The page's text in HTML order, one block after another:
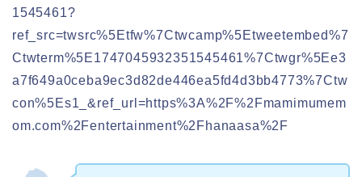
1545461?
ref_src=twsrc%5Etfw%7Ctwcamp%5Etweetembed%7
Ctwterm%5E1747045932351545461%7Ctwgr%5Ee3
a7f649a0ceba9ec3d82de446ea5fd4d3bb4773%7Ctw
con%5Es1_&ref_url=https%3A%2F%2Fmamimumem
om.com%2Fentertainment%2Fhanaasa%2F